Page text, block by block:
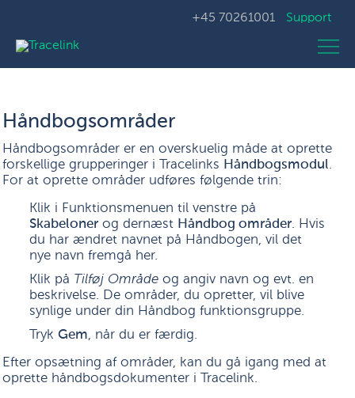
+45 70261001 Support
Håndbogsområder
Håndbogsområder er en overskuelig måde at oprette
forskellige grupperinger i Tracelinks Håndbogsmodul.
For at oprette områder udføres følgende trin:
Klik i Funktionsmenuen til venstre på
Skabeloner og dernæst Håndbog områder. Hvis
du har ændret navnet på Håndbogen, vil det
nye navn fremgå her.
Klik på Tilføj Område og angiv navn og evt. en
beskrivelse. De områder, du opretter, vil blive
synlige under din Håndbog funktionsgruppe.
Tryk Gem, når du er færdig.
Efter opsætning af områder, kan du gå igang med at
oprette håndbogsdokumenter i Tracelink.